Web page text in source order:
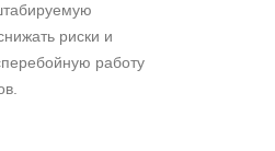
риски и
работу